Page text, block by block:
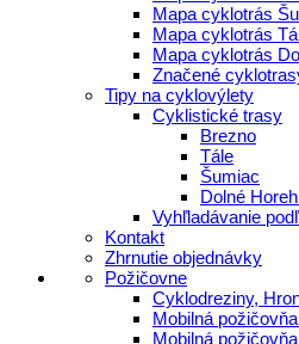
Mapa cyklotrás
Mapa cyklotrás
Mapa cyklotrás
Značené
Tipy na cyklovýlety
Cyklistické trasy
Brezno
Tále
Šumiac
Dolné
Vyhľladávanie
Kontakt
Zhrnutie objednávky
Požičovne
Cyklodreziny,
Mobilná
Mobilná